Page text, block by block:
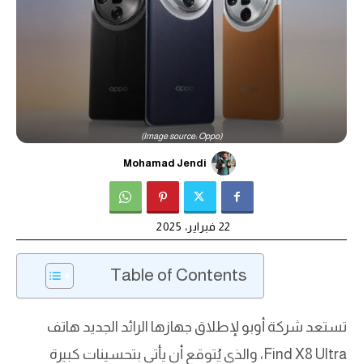
(Image source: Oppo)
Mohamad Jendi
22 فبراير، 2025
Table of Contents
تستعد شركة أوبو لإطلاق جهازها الرائد الجديد هاتف
Find X8 Ultra، والذي يُتوقع أن يأتي بتحسينات كبيرة